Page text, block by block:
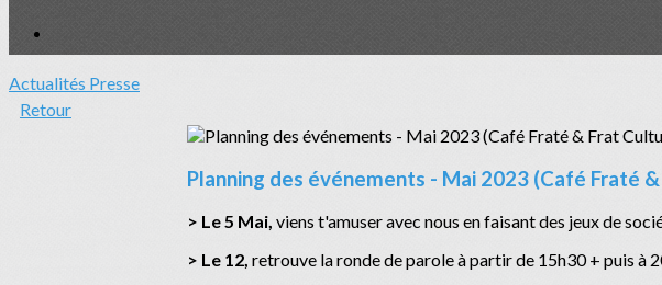
Actualités Presse
Retour
Planning des événements - Mai 2023 (Café Fraté
> Le 5 Mai, viens t'amuser avec nous en faisant des jeux de
> Le 12, retrouve la ronde de parole à partir de 15h30 + puis à